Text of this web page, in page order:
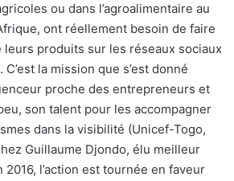
ou dans l’agroalimentaire au
ont réellement besoin de faire
leurs produits sur les réseaux sociaux
C’est la mission que s’est donné
proche des entrepreneurs et
son talent pour les accompagner
dans la visibilité (Unicef-Togo,
Guillaume Djondo, élu meilleur
l’action est tournée en faveur